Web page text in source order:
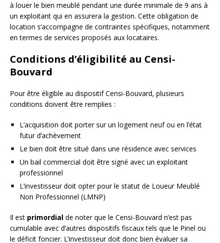
à louer le bien meublé pendant une durée minimale de 9 ans à
un exploitant qui en assurera la gestion. Cette obligation de
location s’accompagne de contraintes spécifiques, notamment
en termes de services proposés aux locataires.
Conditions d’éligibilité au Censi-
Bouvard
Pour être éligible au dispositif Censi-Bouvard, plusieurs
conditions doivent être remplies :
L’acquisition doit porter sur un logement neuf ou en l’état
futur d’achèvement
Le bien doit être situé dans une résidence avec services
Un bail commercial doit être signé avec un exploitant
professionnel
L’investisseur doit opter pour le statut de Loueur Meublé
Non Professionnel (LMNP)
Il est primordial de noter que le Censi-Bouvard n’est pas
cumulable avec d’autres dispositifs fiscaux tels que le Pinel ou
le déficit foncier. L’investisseur doit donc bien évaluer sa